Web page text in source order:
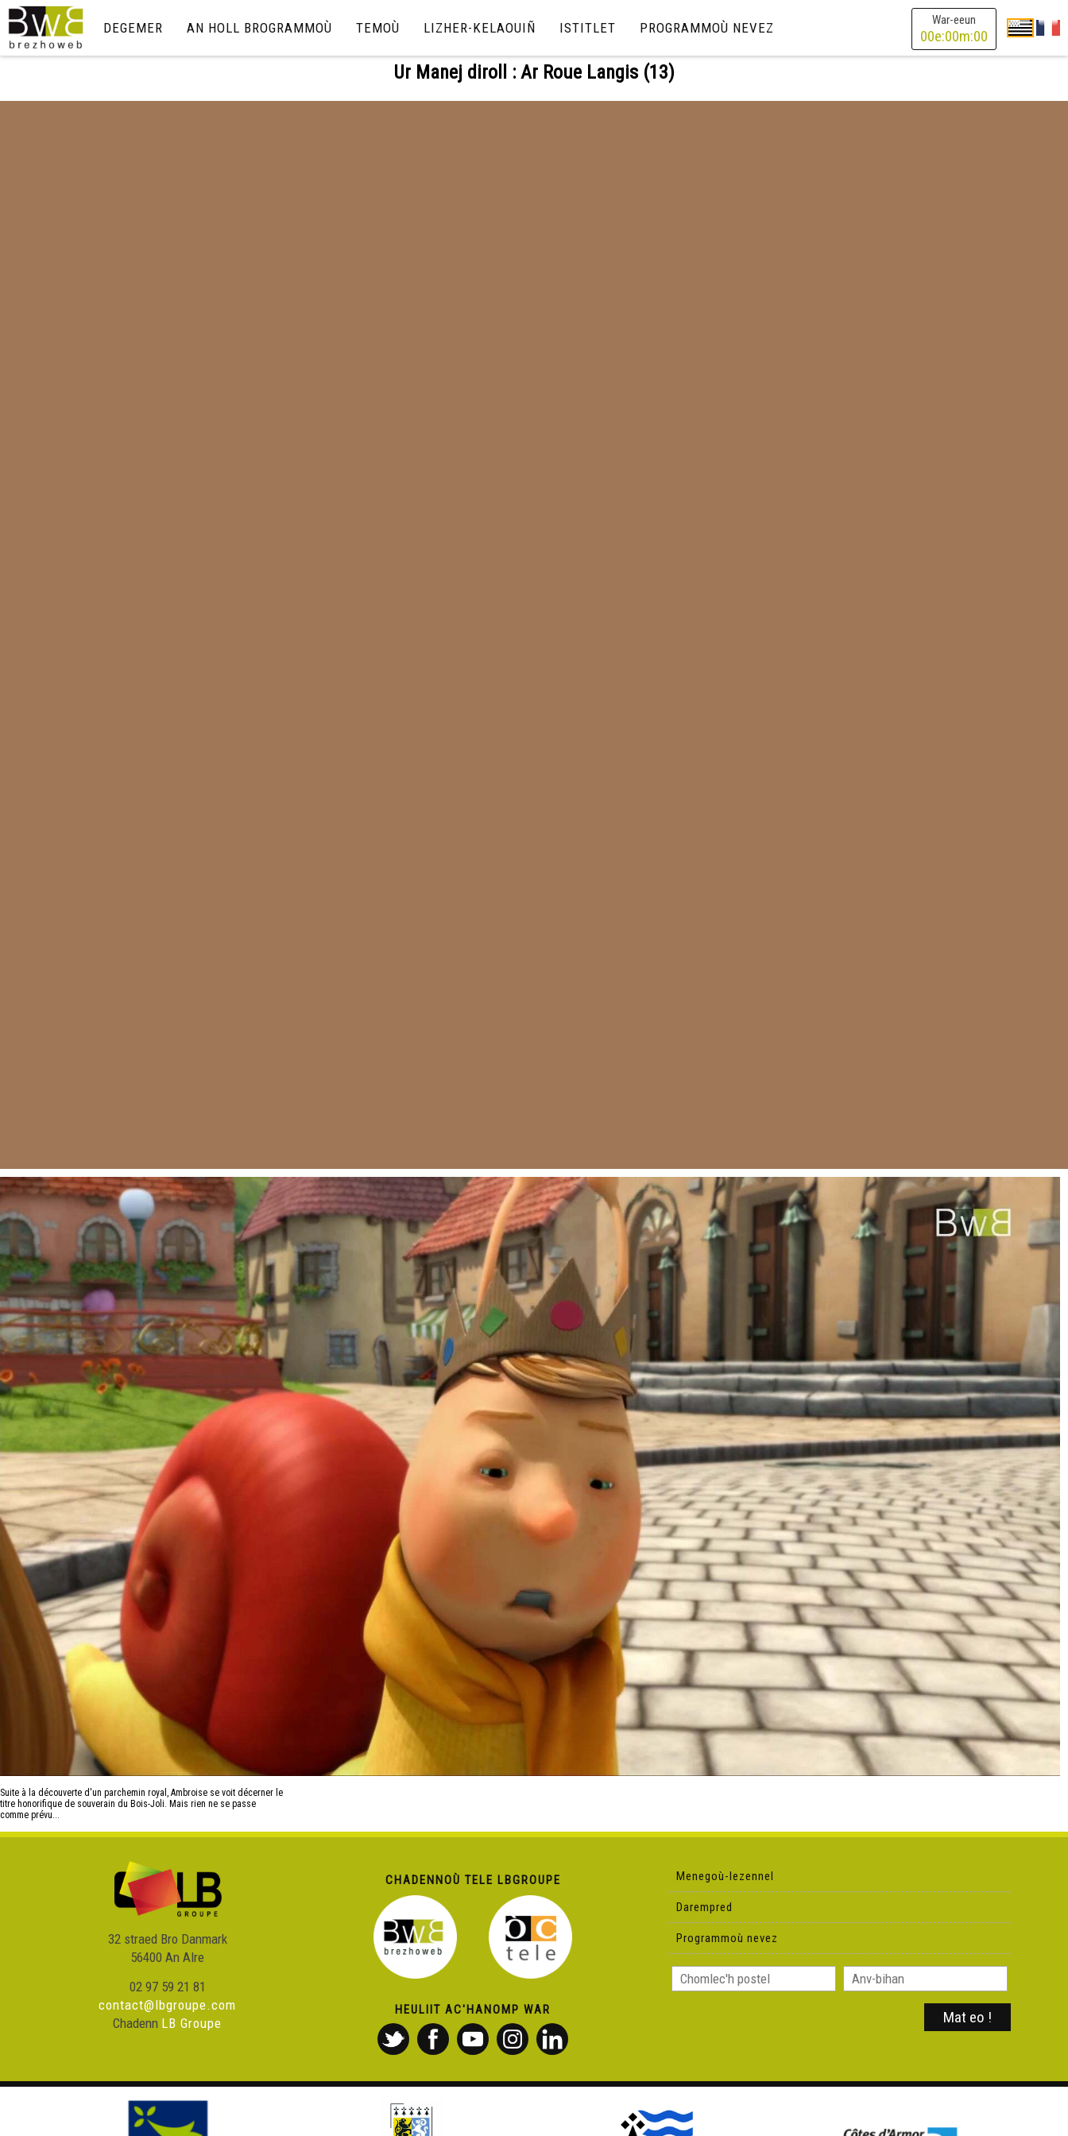
War-eeun
00e:00m:00
DEGEMER AN HOLL BROGRAMMOÙ TEMOÙ LIZHER-KELAOUIÑ ISTITLET PROGRAMMOÙ NEVEZ
Ur Manej diroll : Ar Roue Langis (13)
Suite à la découverte d'un parchemin royal, Ambroise se voit décerner le
titre honorifique de souverain du Bois-Joli. Mais rien ne se passe
comme prévu...
32 straed Bro Danmark
56400 An Alre
02 97 59 21 81
contact@lbgroupe.com
Chadenn LB Groupe
CHADENNOÙ TELE LBGROUPE
HEULIIT AC'HANOMP WAR
Menegoù-lezennel
Darempred
Programmoù nevez